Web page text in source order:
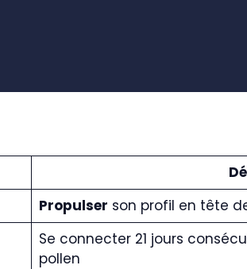
Propulser son profil en tête
Se connecter 21 jours
pollen